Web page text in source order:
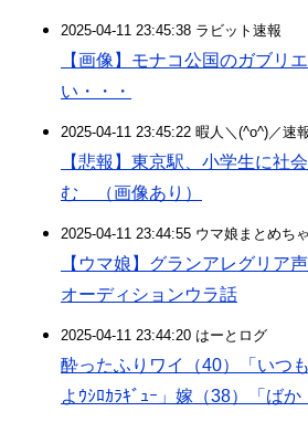
2025-04-11 23:45:38 ラビット速報
【画像】モナコ公国のガブリ
い・・・
2025-04-11 23:45:22 暇人＼(^o^)／速
【悲報】東京駅、小学生に社
む （画像あり）
2025-04-11 23:44:55 ウマ娘まとめち
【ウマ娘】グランアレグリア
オーディションウラ話
2025-04-11 23:44:20 はーとログ
酔ったふりワイ（40）「いつ
よｳｼﾛｶﾗｷﾞｭｰ」嫁（38）「ばか